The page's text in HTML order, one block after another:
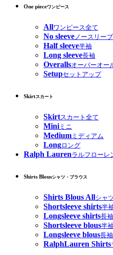
One pieceワンピース
Allワンピース全て
No sleeveノースリーブ
Half sleeve半袖
Long sleeve長袖
Overallsオーバーオー
Setupセットアップ
Skirtスカート
Skirtスカート全て
Miniミニ
Medium ミディアム
Longロング
Ralph Laurenラルフローレ
Shirts Blousシャツ・ブラウス
Shirts Blous Allシャ
Shortsleeve shirts半
Longsleeve shirts長
Shortsleeve blous半
Longsleeve blous長
RalphLauren Shirts